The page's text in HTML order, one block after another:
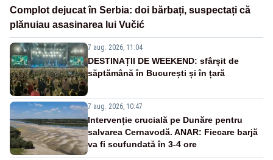
Complot dejucat în Serbia: doi bărbați, suspectați că
plănuiau asasinarea lui Vučić
7 aug. 2026, 11:04
DESTINAȚII DE WEEKEND: sfârșit de
săptămână în București și în țară
7 aug. 2026, 10:47
Intervenție crucială pe Dunăre pentru
salvarea Cernavodă. ANAR: Fiecare barjă
va fi scufundată în 3-4 ore